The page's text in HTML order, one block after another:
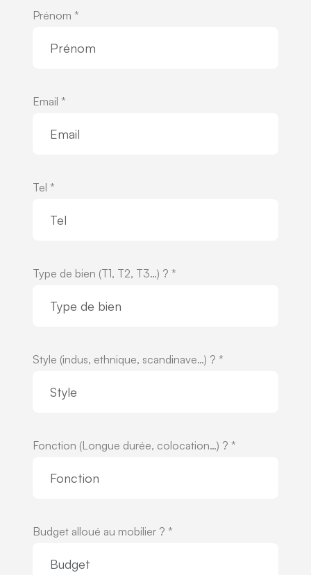
Prénom *
Email *
Tel *
Type de bien (T1, T2, T3…) ? *
Style (indus, ethnique, scandinave…) ? *
Fonction (Longue durée, colocation…) ? *
Budget alloué au mobilier ? *